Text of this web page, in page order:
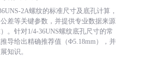
2A螺纹的标准尺寸及底孔计算，
差等关键参数，并提供专业数据来源
）。针对1/4-36UNS螺纹底孔尺寸的常
导给出精确推荐值（Φ5.18mm），并
知识。